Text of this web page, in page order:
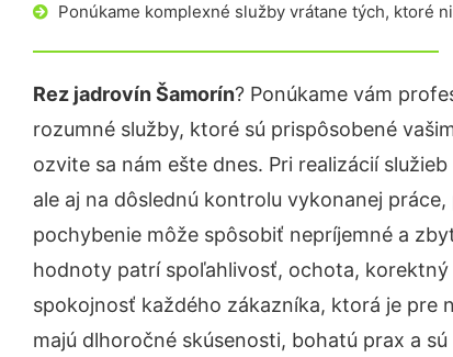
Ponúkame komplexné služby vrátane tých, ktoré
Rez jadrovín Šamorín? Ponúkame vám
rozumné služby, ktoré sú prispôsobené
ozvite sa nám ešte dnes. Pri realizácií
ale aj na dôslednú kontrolu vykonanej
pochybenie môže spôsobiť nepríjemné a
hodnoty patrí spoľahlivosť, ochota, korektný
spokojnosť každého zákazníka, ktorá je pre
majú dlhoročné skúsenosti, bohatú prax a